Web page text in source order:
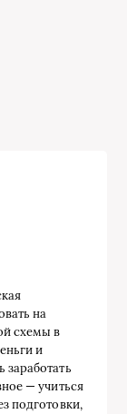
на
схемы в
и
заработать
— учиться
подготовки,